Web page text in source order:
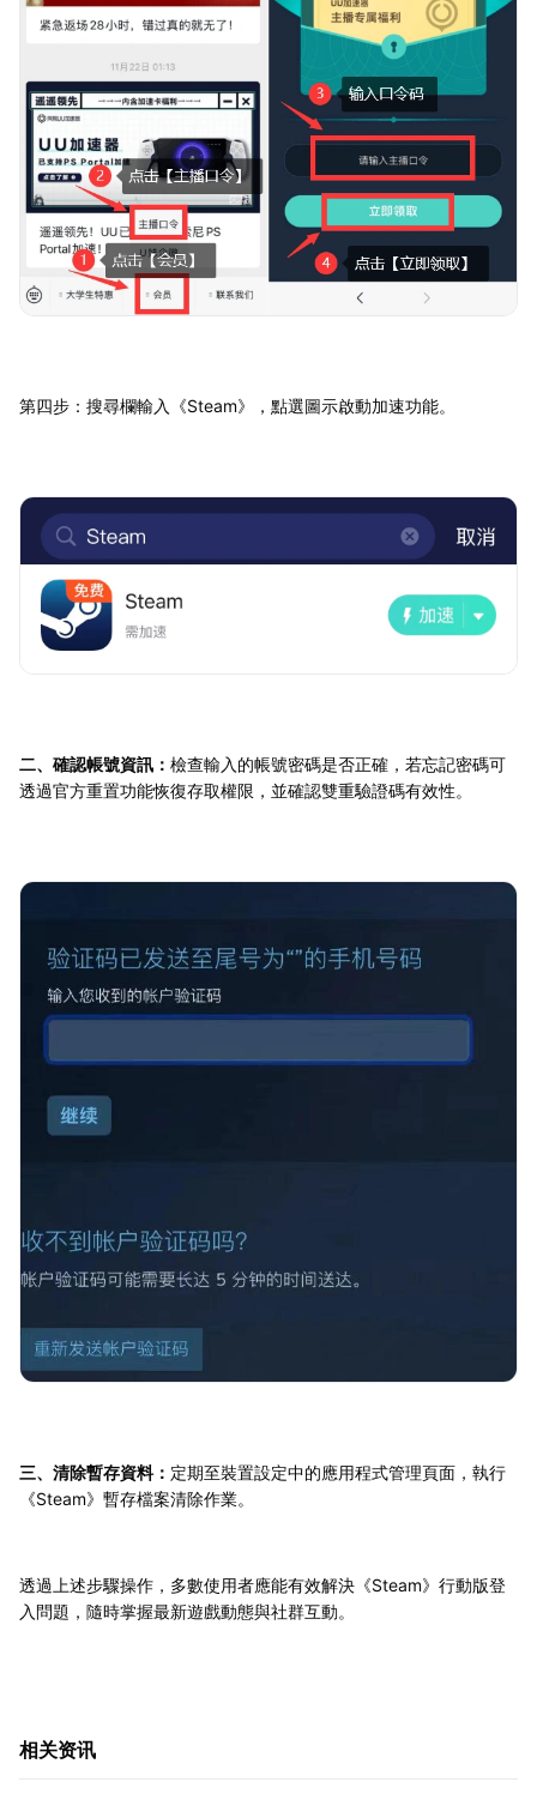
第四步：搜尋欄輸入《Steam》，點選圖示啟動加速功能。
二、確認帳號資訊： 檢查輸入的帳號密碼是否正確，若忘記密碼可
透過官方重置功能恢復存取權限，並確認雙重驗證碼有效性。
三、清除暫存資料： 定期至裝置設定中的應用程式管理頁面，執行
《Steam》暫存檔案清除作業。
透過上述步驟操作，多數使用者應能有效解決《Steam》行動版登
入問題，隨時掌握最新遊戲動態與社群互動。
相关资讯